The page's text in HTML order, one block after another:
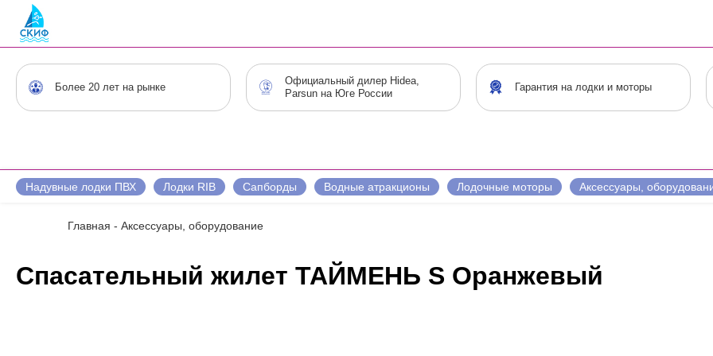
Более 20 лет на рынке
Официальный дилер Hidea,
Parsun на Юге России
Гарантия на лодки и моторы
Надувные лодки ПВХ Лодки RIB Сапборды Водные атракционы Лодочные моторы Аксессуары,
Главная -Аксессуары, оборудование
Спасательный жилет ТАЙМЕНЬ S Оранжевый